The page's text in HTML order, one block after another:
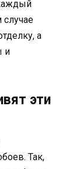
случае
а
и
эти
Так,